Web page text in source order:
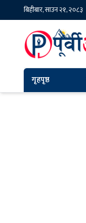
बिहीबार, साउन २१, २०८३
गृहपृष्ठ